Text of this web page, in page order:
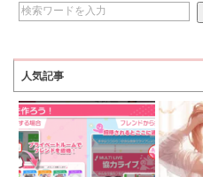
人気記事